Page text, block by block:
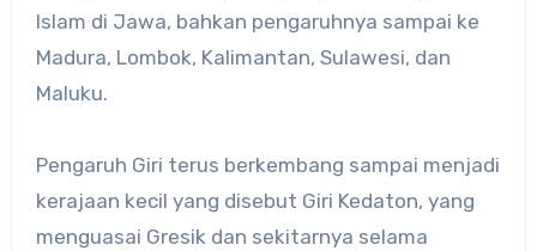
Islam di Jawa, bahkan pengaruhnya sampai ke
Madura, Lombok, Kalimantan, Sulawesi, dan
Maluku.
Pengaruh Giri terus berkembang sampai menjadi
kerajaan kecil yang disebut Giri Kedaton, yang
menguasai Gresik dan sekitarnya selama